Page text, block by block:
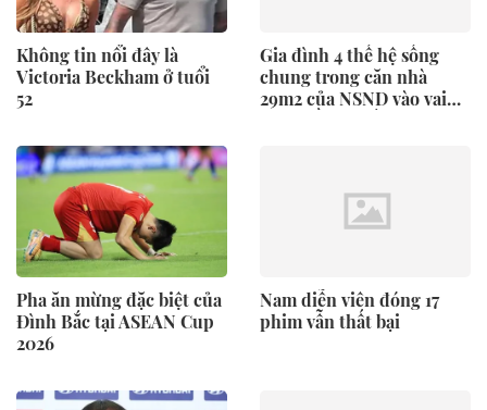
Không tin nổi đây là
Victoria Beckham ở tuổi
52
Gia đình 4 thế hệ sống
chung trong căn nhà
29m2 của NSND vào vai
Pha ăn mừng đặc biệt của
Đình Bắc tại ASEAN Cup
2026
Nam diễn viên đóng 17
phim vẫn thất bại